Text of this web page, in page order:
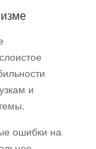
и
ошибки на